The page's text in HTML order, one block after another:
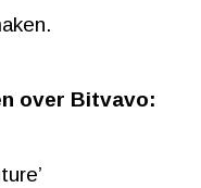
over Bitvavo: